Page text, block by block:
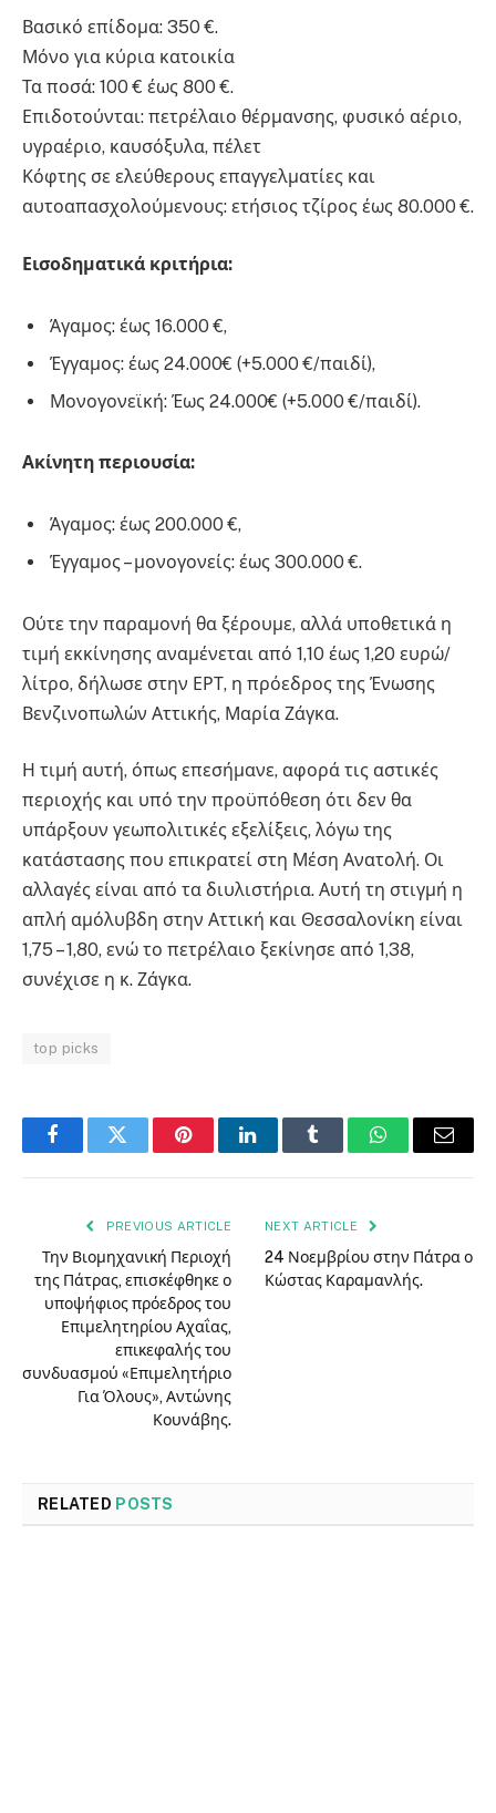
Βασικό επίδομα: 350 €.
Μόνο για κύρια κατοικία
Τα ποσά: 100 € έως 800 €.
Επιδοτούνται: πετρέλαιο θέρμανσης, φυσικό αέριο,
υγραέριο, καυσόξυλα, πέλετ
Κόφτης σε ελεύθερους επαγγελματίες και
αυτοαπασχολούμενους: ετήσιος τζίρος έως 80.000 €.
Εισοδηματικά κριτήρια:
Άγαμος: έως 16.000 €,
Έγγαμος: έως 24.000€ (+5.000 €/παιδί),
Μονογονεϊκή: Έως 24.000€ (+5.000 €/παιδί).
Ακίνητη περιουσία:
Άγαμος: έως 200.000 €,
Έγγαμος – μονογονείς: έως 300.000 €.
Ούτε την παραμονή θα ξέρουμε, αλλά υποθετικά η
τιμή εκκίνησης αναμένεται από 1,10 έως 1,20 ευρώ/
λίτρο, δήλωσε στην ΕΡΤ, η πρόεδρος της Ένωσης
Βενζινοπωλών Αττικής, Μαρία Ζάγκα.
Η τιμή αυτή, όπως επεσήμανε, αφορά τις αστικές
περιοχής και υπό την προϋπόθεση ότι δεν θα
υπάρξουν γεωπολιτικές εξελίξεις, λόγω της
κατάστασης που επικρατεί στη Μέση Ανατολή. Οι
αλλαγές είναι από τα διυλιστήρια. Αυτή τη στιγμή η
απλή αμόλυβδη στην Αττική και Θεσσαλονίκη είναι
1,75 – 1,80, ενώ το πετρέλαιο ξεκίνησε από 1,38,
συνέχισε η κ. Ζάγκα.
top picks
FacebookTwitter PinterestLinkedInTumblr WhatsAppEmail
PREVIOUS ARTICLE
Την Βιομηχανική Περιοχή
της Πάτρας, επισκέφθηκε ο
υποψήφιος πρόεδρος του
Επιμελητηρίου Αχαΐας,
επικεφαλής του
συνδυασμού «Επιμελητήριο
Για Όλους», Αντώνης
Κουνάβης.
NEXT ARTICLE
24 Νοεμβρίου στην Πάτρα ο
Κώστας Καραμανλής.
RELATED POSTS